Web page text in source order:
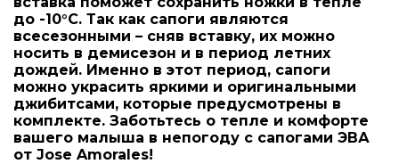
до -10°C. Так как сапоги являются
всесезонными – сняв вставку, их можно
носить в демисезон и в период летних
дождей. Именно в этот период, сапоги
можно украсить яркими и оригинальными
джибитсами, которые предусмотрены в
комплекте. Заботьтесь о тепле и комфорте
вашего малыша в непогоду с сапогами ЭВА
от Jose Amorales!